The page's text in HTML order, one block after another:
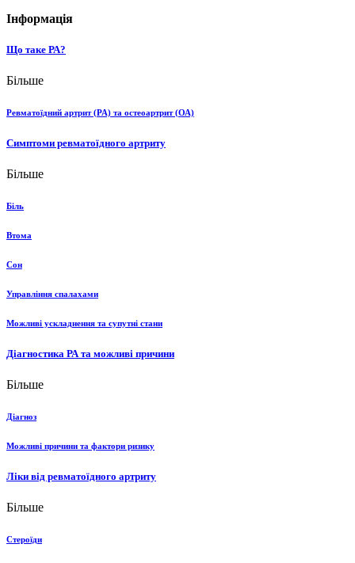
Інформація
Що таке РА?
Більше
Ревматоїдний артрит (РА) та остеоартрит (ОА)
Симптоми ревматоїдного артриту
Більше
Біль
Втома
Сон
Управління спалахами
Можливі ускладнення та супутні стани
Діагностика РА та можливі причини
Більше
Діагноз
Можливі причини та фактори ризику
Ліки від ревматоїдного артриту
Більше
Стероїди